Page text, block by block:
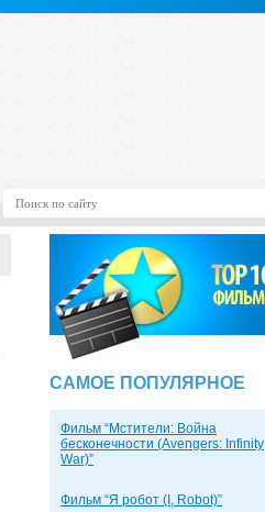
САМОЕ ПОПУЛЯРНОЕ
Фильм “Мстители: Война
бесконечности (Avengers: Infinity
War)”
Фильм “Я робот (I, Robot)”